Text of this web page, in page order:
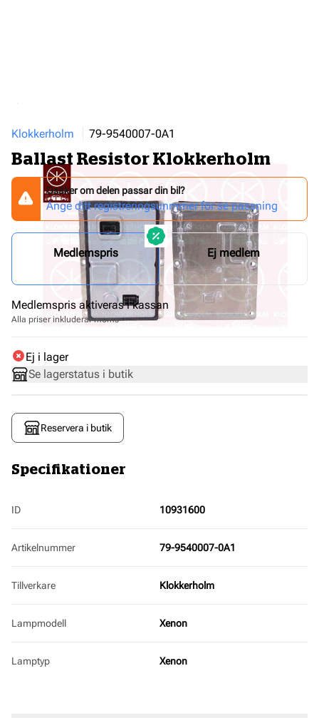
Klokkerholm 79-9540007-0A1
Ballast Resistor Klokkerholm
Osäker om delen passar din bil?
Ange ditt registreringsunmmer för se passning
Medlemspris Ej medlem
Medlemspris aktiveras i kassan
Alla priser inkluderar moms
Ej i lager
Se lagerstatus i butik
Reservera i butik
Specifikationer
ID 10931600
Artikelnummer 79-9540007-0A1
Tillverkare Klokkerholm
Lampmodell Xenon
Lamptyp Xenon